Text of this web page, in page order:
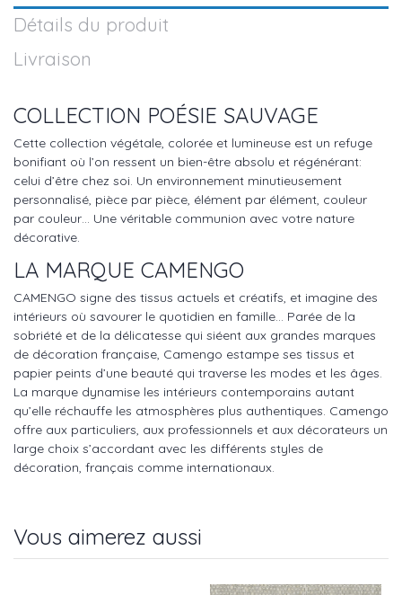
Détails du produit
Livraison
COLLECTION POÉSIE SAUVAGE
Cette collection végétale, colorée et lumineuse est un refuge
bonifiant où l’on ressent un bien-être absolu et régénérant:
celui d’être chez soi. Un environnement minutieusement
personnalisé, pièce par pièce, élément par élément, couleur
par couleur… Une véritable communion avec votre nature
décorative.
LA MARQUE CAMENGO
CAMENGO signe des tissus actuels et créatifs, et imagine des
intérieurs où savourer le quotidien en famille… Parée de la
sobriété et de la délicatesse qui siéent aux grandes marques
de décoration française, Camengo estampe ses tissus et
papier peints d’une beauté qui traverse les modes et les âges.
La marque dynamise les intérieurs contemporains autant
qu’elle réchauffe les atmosphères plus authentiques. Camengo
offre aux particuliers, aux professionnels et aux décorateurs un
large choix s’accordant avec les différents styles de
décoration, français comme internationaux.
Vous aimerez aussi